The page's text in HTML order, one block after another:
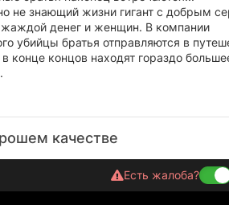
не знающий жизни гигант с добрым
жаждой денег и женщин. В компании
убийцы братья отправляются в
конце концов находят гораздо
качестве
Есть жалоба?